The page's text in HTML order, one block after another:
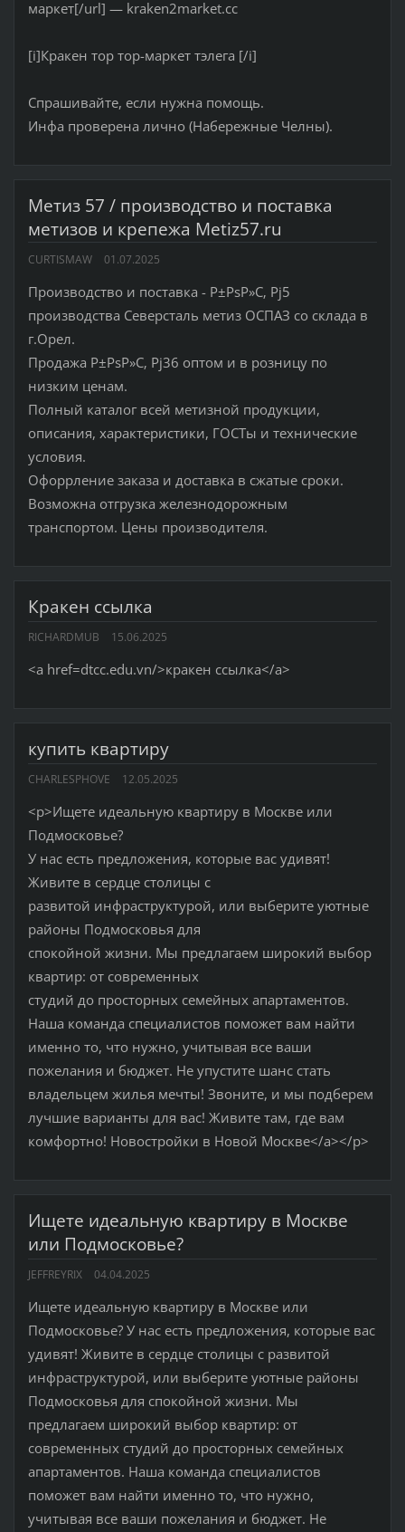
маркет[/url] — kraken2market.cc
[i]Кракен тор тор-маркет тэлега [/i]
Спрашивайте, если нужна помощь.
Инфа проверена лично (Набережные Челны).
Метиз 57 / производство и поставка
метизов и крепежа Metiz57.ru
CURTISMAW 01.07.2025
Производство и поставка - Р±РѕР»С‚ Рј5
производства Северсталь метиз ОСПАЗ со склада в
г.Орел.
Продажа Р±РѕР»С‚ Рј36 оптом и в розницу по
низким ценам.
Полный каталог всей метизной продукции,
описания, характеристики, ГОСТы и технические
условия.
Офоррление заказа и доставка в сжатые сроки.
Возможна отгрузка железнодорожным
транспортом. Цены производителя.
Кракен ссылка
RICHARDMUB 15.06.2025
<a href=dtcc.edu.vn/>кракен ссылка</a>
купить квартиру
CHARLESPHOVE 12.05.2025
<p>Ищете идеальную квартиру в Москве или
Подмосковье?
У нас есть предложения, которые вас удивят!
Живите в сердце столицы с
развитой инфраструктурой, или выберите уютные
районы Подмосковья для
спокойной жизни. Мы предлагаем широкий выбор
квартир: от современных
студий до просторных семейных апартаментов.
Наша команда специалистов поможет вам найти
именно то, что нужно, учитывая все ваши
пожелания и бюджет. Не упустите шанс стать
владельцем жилья мечты! Звоните, и мы подберем
лучшие варианты для вас! Живите там, где вам
комфортно! Новостройки в Новой Москве</a></p>
Ищете идеальную квартиру в Москве
или Подмосковье?
JEFFREYRIX 04.04.2025
Ищете идеальную квартиру в Москве или
Подмосковье? У нас есть предложения, которые вас
удивят! Живите в сердце столицы с развитой
инфраструктурой, или выберите уютные районы
Подмосковья для спокойной жизни. Мы
предлагаем широкий выбор квартир: от
современных студий до просторных семейных
апартаментов. Наша команда специалистов
поможет вам найти именно то, что нужно,
учитывая все ваши пожелания и бюджет. Не